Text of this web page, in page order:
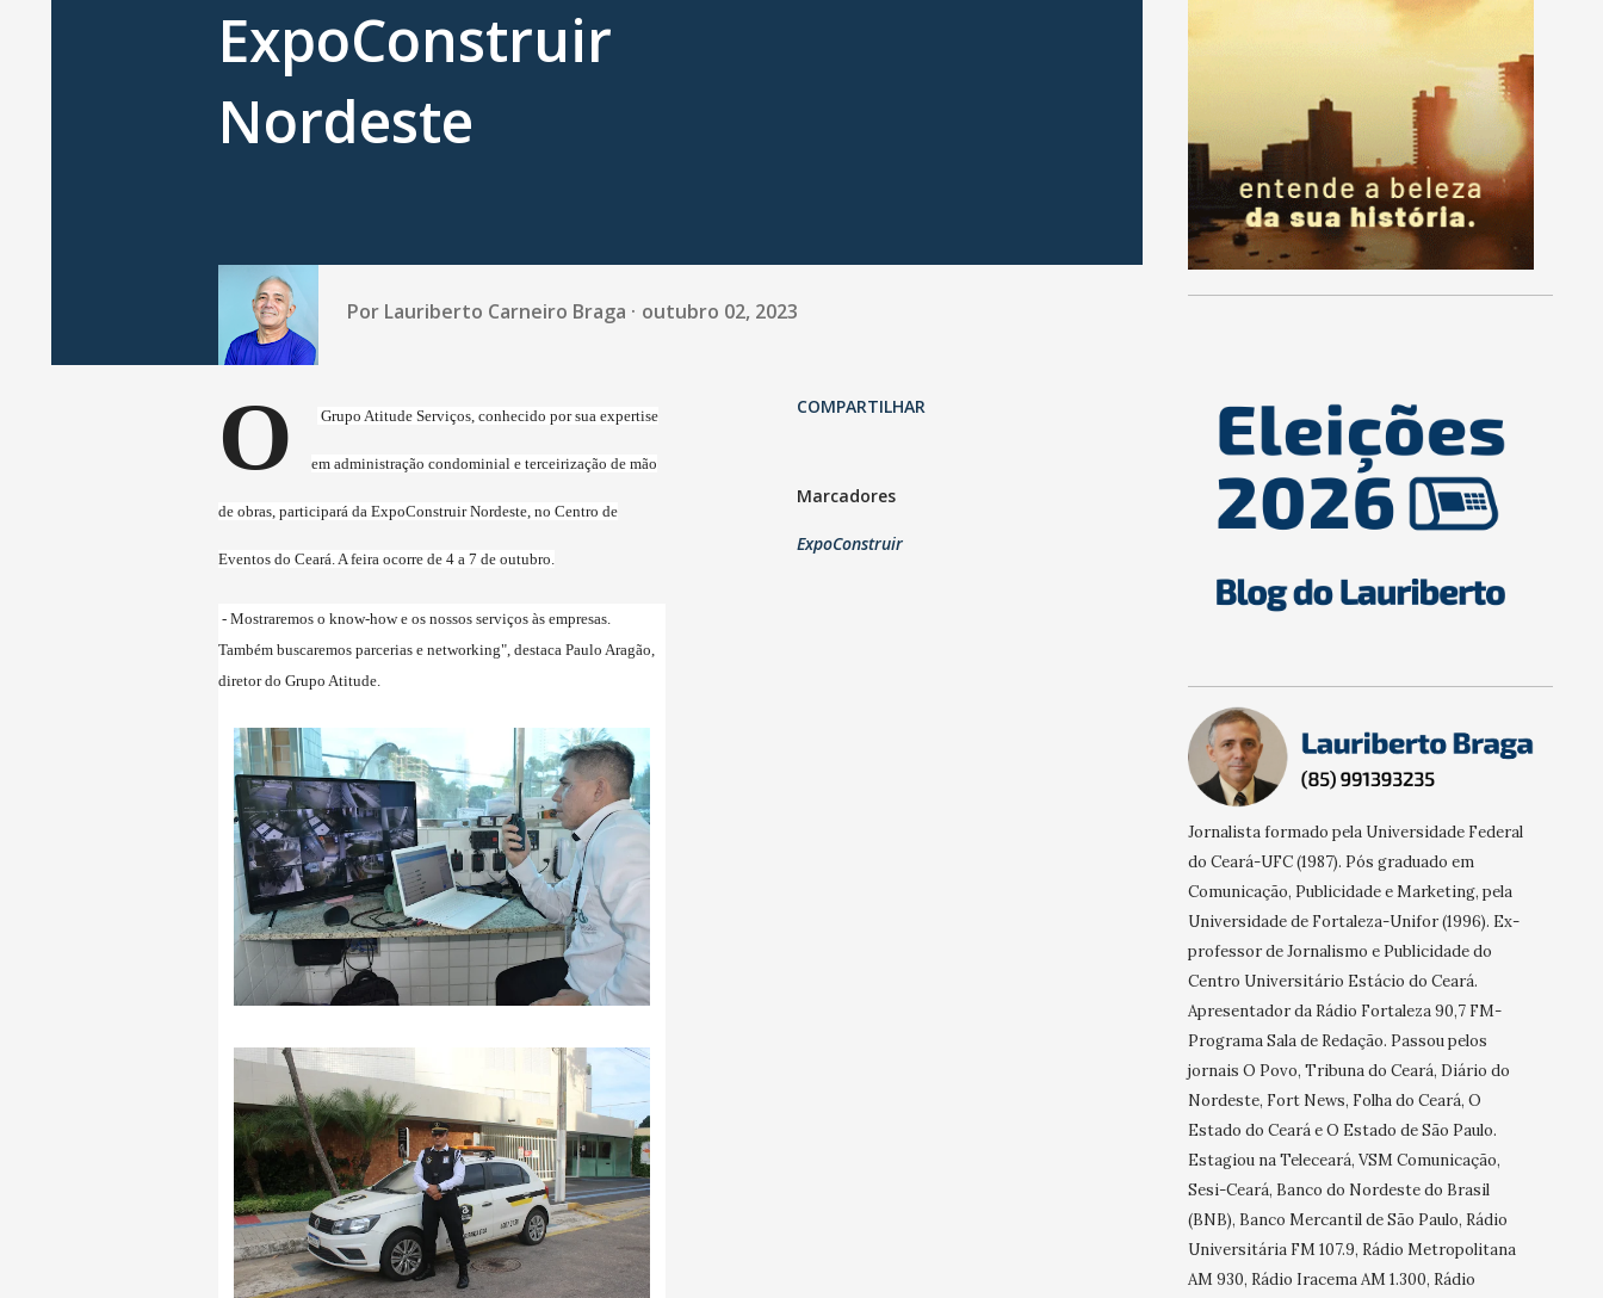
ExpoConstruir
Nordeste
Por Lauriberto Carneiro Braga outubro 02, 2023
O Grupo Atitude Serviços, conhecido por sua expertise
em administração condominial e terceirização de mão
de obras, participará da ExpoConstruir Nordeste, no Centro de
Eventos do Ceará. A feira ocorre de 4 a 7 de outubro.
- Mostraremos o know-how e os nossos serviços às empresas.
Também buscaremos parcerias e networking", destaca Paulo Aragão,
diretor do Grupo Atitude.
COMPARTILHAR
Marcadores
ExpoConstruir
Jornalista formado pela Universidade Federal
do Ceará-UFC (1987). Pós graduado em
Comunicação, Publicidade e Marketing, pela
Universidade de Fortaleza-Unifor (1996). Ex-
professor de Jornalismo e Publicidade do
Centro Universitário Estácio do Ceará.
Apresentador da Rádio Fortaleza 90,7 FM-
Programa Sala de Redação. Passou pelos
jornais O Povo, Tribuna do Ceará, Diário do
Nordeste, Fort News, Folha do Ceará, O
Estado do Ceará e O Estado de São Paulo.
Estagiou na Teleceará, VSM Comunicação,
Sesi-Ceará, Banco do Nordeste do Brasil
(BNB), Banco Mercantil de São Paulo, Rádio
Universitária FM 107.9, Rádio Metropolitana
AM 930, Rádio Iracema AM 1.300, Rádio